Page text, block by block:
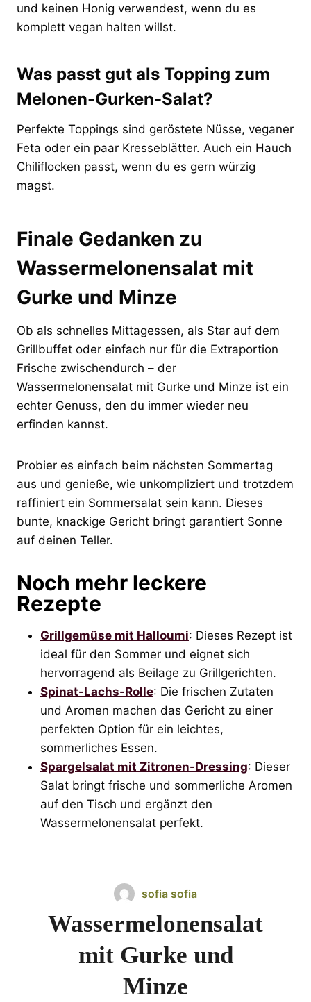
und keinen Honig verwendest, wenn du es
komplett vegan halten willst.
Was passt gut als Topping zum
Melonen-Gurken-Salat?
Perfekte Toppings sind geröstete Nüsse, veganer
Feta oder ein paar Kresseblätter. Auch ein Hauch
Chiliflocken passt, wenn du es gern würzig
magst.
Finale Gedanken zu
Wassermelonensalat mit
Gurke und Minze
Ob als schnelles Mittagessen, als Star auf dem
Grillbuffet oder einfach nur für die Extraportion
Frische zwischendurch – der
Wassermelonensalat mit Gurke und Minze ist ein
echter Genuss, den du immer wieder neu
erfinden kannst.
Probier es einfach beim nächsten Sommertag
aus und genieße, wie unkompliziert und trotzdem
raffiniert ein Sommersalat sein kann. Dieses
bunte, knackige Gericht bringt garantiert Sonne
auf deinen Teller.
Noch mehr leckere
Rezepte
Grillgemüse mit Halloumi: Dieses Rezept ist
ideal für den Sommer und eignet sich
hervorragend als Beilage zu Grillgerichten.
Spinat-Lachs-Rolle: Die frischen Zutaten
und Aromen machen das Gericht zu einer
perfekten Option für ein leichtes,
sommerliches Essen.
Spargelsalat mit Zitronen-Dressing: Dieser
Salat bringt frische und sommerliche Aromen
auf den Tisch und ergänzt den
Wassermelonensalat perfekt.
sofia sofia
Wassermelonensalat
mit Gurke und
Minze